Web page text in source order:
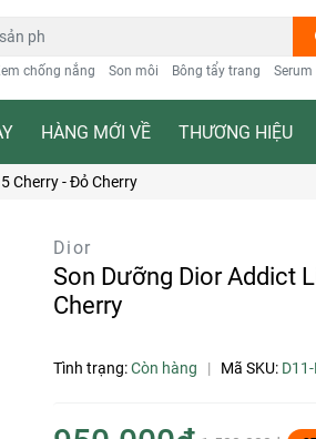
chống nắng Son môi Bông tẩy trang Serum
HÀNG MỚI VỀ THƯƠNG HIỆU
Cherry - Đỏ Cherry
Dior
Son Dưỡng Dior Addict
Cherry
Tình trạng:Còn hàng | Mã SKU: